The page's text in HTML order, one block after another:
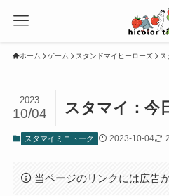
ホーム ゲーム スタンドマイヒーローズ ス
スタマイ：今
2023
10/04
スタマイミニトーク 2023-10-04
当ページのリンクには広告